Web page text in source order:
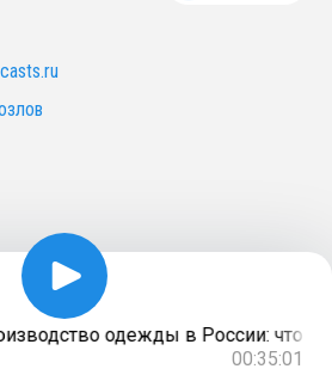
одежды в России: что
00:35:01